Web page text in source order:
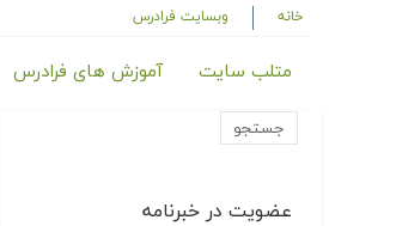
خانه وبسایت فرادرس
متلب سایت آموزش های فرادرس
عضویت در خبرنامه